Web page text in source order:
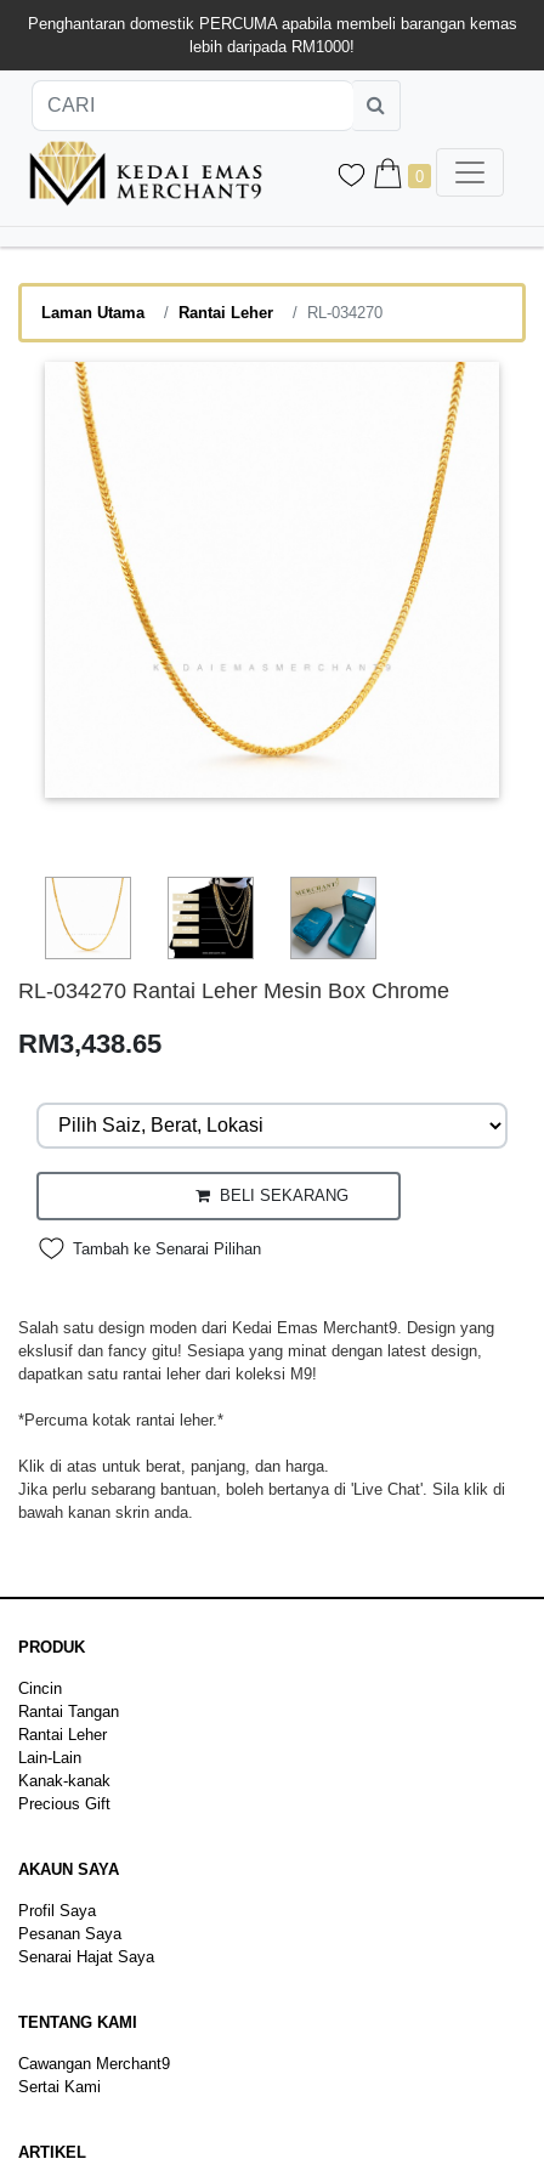
Penghantaran domestik PERCUMA apabila membeli barangan kemas
lebih daripada RM1000!
0
Laman Utama Rantai Leher RL-034270
RL-034270 Rantai Leher Mesin Box Chrome
RM3,438.65
BELI SEKARANG
Tambah ke Senarai Pilihan
Salah satu design moden dari Kedai Emas Merchant9. Design yang
ekslusif dan fancy gitu! Sesiapa yang minat dengan latest design,
dapatkan satu rantai leher dari koleksi M9!
*Percuma kotak rantai leher.*
Klik di atas untuk berat, panjang, dan harga.
Jika perlu sebarang bantuan, boleh bertanya di 'Live Chat'. Sila klik di
bawah kanan skrin anda.
PRODUK
Cincin
Rantai Tangan
Rantai Leher
Lain-Lain
Kanak-kanak
Precious Gift
AKAUN SAYA
Profil Saya
Pesanan Saya
Senarai Hajat Saya
TENTANG KAMI
Cawangan Merchant9
Sertai Kami
ARTIKEL